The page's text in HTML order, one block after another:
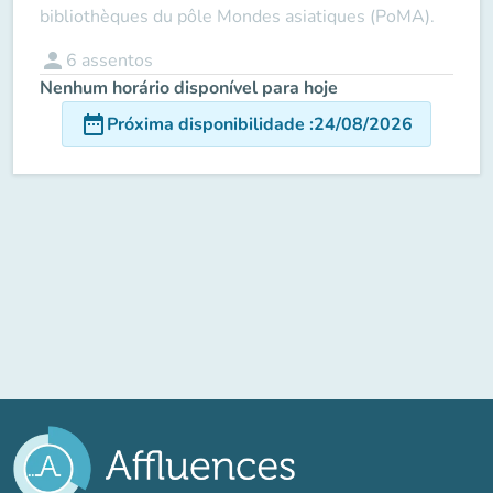
bibliothèques du pôle Mondes asiatiques (PoMA).
person 6 assentos
Nenhum horário disponível para hoje
date_rangePróxima disponibilidade :24/08/2026